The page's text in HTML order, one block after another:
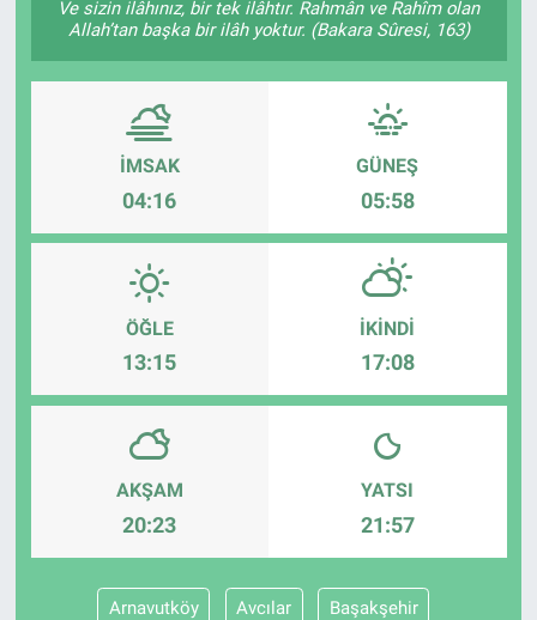
Ve sizin ilâhınız, bir tek ilâhtır. Rahmân ve Rahîm olan
Allah’tan başka bir ilâh yoktur. (Bakara Sûresi, 163)
İMSAK
04:16
GÜNEŞ
05:58
ÖĞLE
13:15
İKINDI
17:08
AKŞAM
20:23
YATSI
21:57
Arnavutköy Avcılar Başakşehir
TEKNOLOJİ
İlçeler
Bilim, Teknoloji
ASAYİŞ
ÇEVRE
EĞİTİM
BİLİM VE TEKNOLOJİ